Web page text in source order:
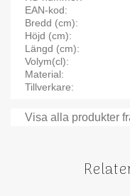
EAN-kod
Bredd (cm)
Höjd (cm)
Längd (cm)
Volym(cl)
Material
Tillverkare
Visa alla produkter